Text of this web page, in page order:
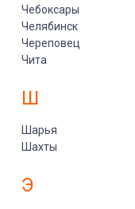
Чебоксары
Челябинск
Череповец
Чита
Ш
Шарья
Шахты
Э